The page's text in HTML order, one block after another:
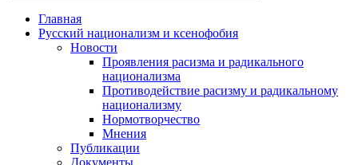
Главная
Русский национализм и ксенофобия
Новости
Проявления расизма и радикального
национализма
Противодействие расизму и радикальному
национализму
Нормотворчество
Мнения
Публикации
Документы